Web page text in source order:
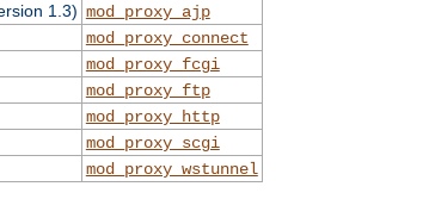
1.3) mod_proxy_ajp
mod_proxy_connect
mod_proxy_fcgi
mod_proxy_ftp
mod_proxy_http
mod_proxy_scgi
mod_proxy_wstunnel